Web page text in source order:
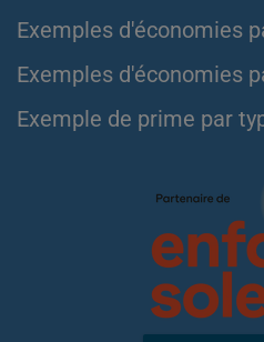
Exemples d'économies
Exemples d'économies
Exemple de prime par